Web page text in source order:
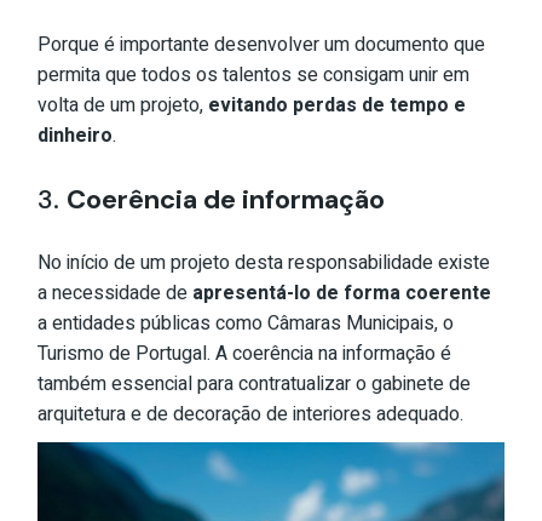
Porque é importante desenvolver um documento que
permita que todos os talentos se consigam unir em
volta de um projeto, evitando perdas de tempo e
dinheiro.
3. Coerência de informação
No início de um projeto desta responsabilidade existe
a necessidade de apresentá-lo de forma coerente
a entidades públicas como Câmaras Municipais, o
Turismo de Portugal. A coerência na informação é
também essencial para contratualizar o gabinete de
arquitetura e de decoração de interiores adequado.